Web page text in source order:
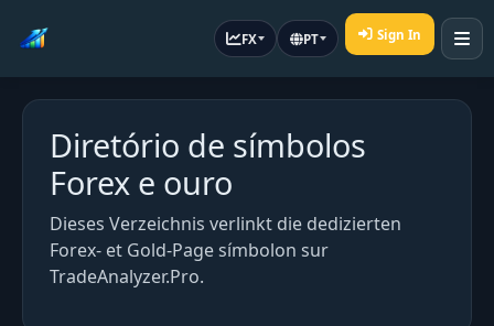
FX PT Sign In
Diretório de símbolos
Forex e ouro
Dieses Verzeichnis verlinkt die dedizierten
Forex- et Gold-Page símbolon sur
TradeAnalyzer.Pro.